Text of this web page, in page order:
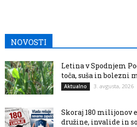
NOVOSTI
Letina v Spodnjem
toča, suša in bolezni
Aktualno 3. avgusta, 2026
Skoraj 180 milijonov
družine, invalide in